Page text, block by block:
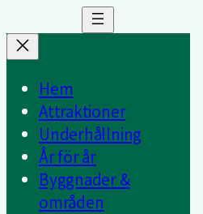
Hem
Attraktioner
Underhållning
År för år
Byggnader &
områden